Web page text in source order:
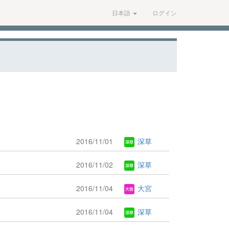
日本語 ログイン
2016/11/01 深草
2016/11/02 深草
2016/11/04 大宮
2016/11/04 深草